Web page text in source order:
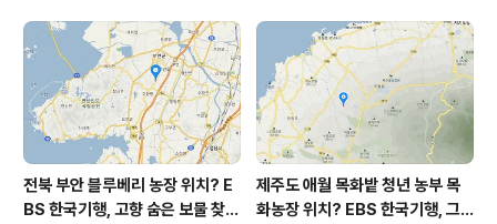
상남도 함양군 가볼 만한 곳, 용추
계곡 향운암 명천스님, 덕유산 황
석산 거망산 기백산
전북 부안 블루베리 농장 위치? E
BS 한국기행, 고향 숨은 보물 찾
제주도 애월 목화밭 청년 농부 목
화농장 위치? EBS 한국기행, 그